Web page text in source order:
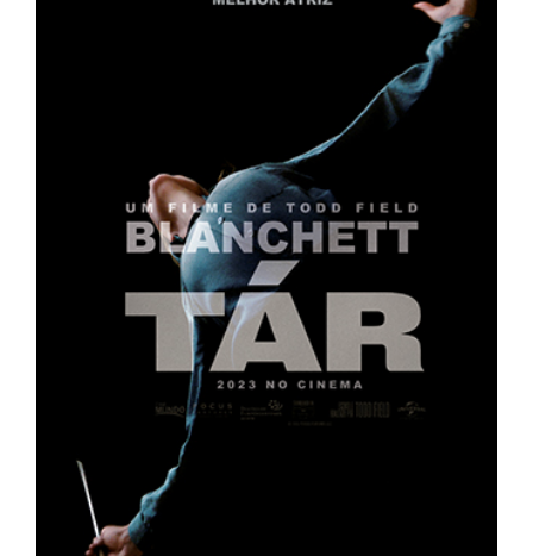
Lost Your Password?
our terms and
privacy policy.